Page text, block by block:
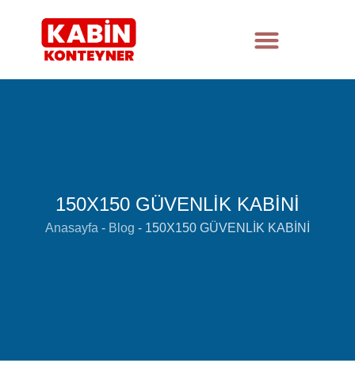
150X150 GÜVENLİK KABİNİ
Anasayfa - Blog - 150X150 GÜVENLİK KABİNİ